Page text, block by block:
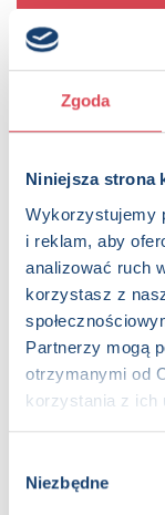
Zgoda
Niniejsza strona
Wykorzystujemy
i reklam, aby
analizować ruch
korzystasz z
Partnerzy mogą
otrzymanymi od
korzystania z ich
zgody
Niezbędne
KUP NA
zabawy.
Misiewskich,
autem wyruszają
dokąd Misiewscy
Strony:8 , Format:
ISBN:978-83-
EAN:
Rok wydania:2025
Wydawnictwo:
Kategorie:
3+,
Data